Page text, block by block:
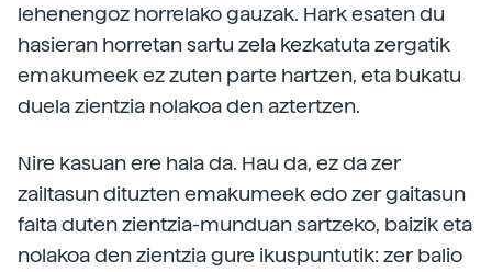
lehenengoz horrelako gauzak. Hark esaten du
hasieran horretan sartu zela kezkatuta zergatik
emakumeek ez zuten parte hartzen, eta bukatu
duela zientzia nolakoa den aztertzen.
Nire kasuan ere hala da. Hau da, ez da zer
zailtasun dituzten emakumeek edo zer gaitasun
falta duten zientzia-munduan sartzeko, baizik eta
nolakoa den zientzia gure ikuspuntutik: zer balio